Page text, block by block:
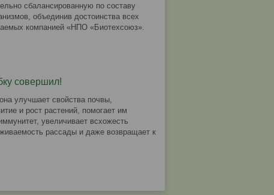
сбалансированную по составу
объединив достоинства всех
компанией «НПО «Биотехсоюз».
совершил!
улучшает свойства почвы,
и рост растений, помогает им
увеличивает всхожесть
рассады и даже возвращает к